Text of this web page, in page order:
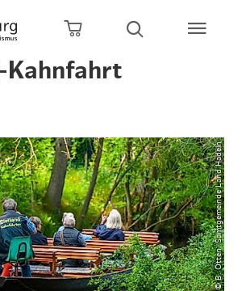
Zum Hauptinhalt springen
Zur Hauptnavigation springen
Zur Volltextsuche springen
Zum Footer springen
Warenkorb öffnen
Suche öffnen
Kahnfahrt
© B. Otten, Samtgemeinde Land Hadeln